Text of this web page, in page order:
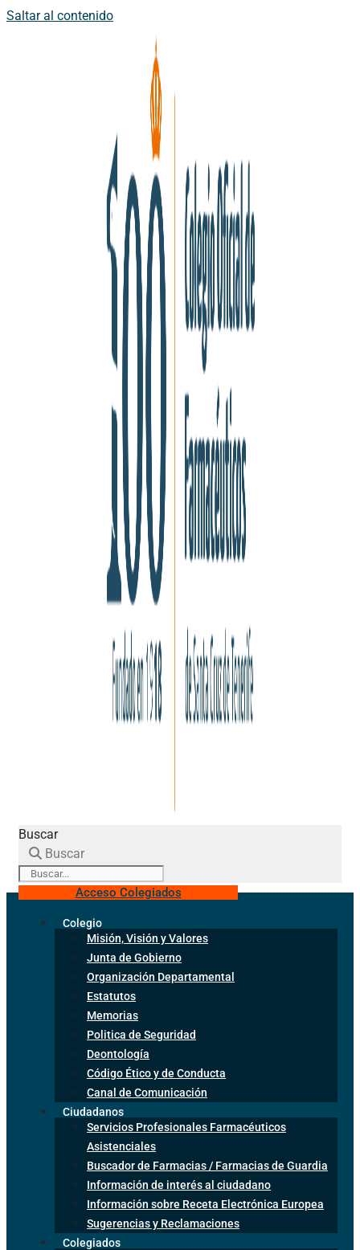
Saltar al contenido
Buscar
Buscar
Acceso Colegiados
Colegio
Misión, Visión y Valores
Junta de Gobierno
Organización Departamental
Estatutos
Memorias
Politica de Seguridad
Deontología
Código Ético y de Conducta
Canal de Comunicación
Ciudadanos
Servicios Profesionales Farmacéuticos
Asistenciales
Buscador de Farmacias / Farmacias de Guardia
Información de interés al ciudadano
Información sobre Receta Electrónica Europea
Sugerencias y Reclamaciones
Colegiados